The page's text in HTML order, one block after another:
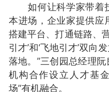
如何让科学家带着
本进场，企业家提供应
搭建平台、打通链路、
引才’和‘飞地引才’双向
落地。”三创园总经理
机构合作设立人才基
场”有机融合。